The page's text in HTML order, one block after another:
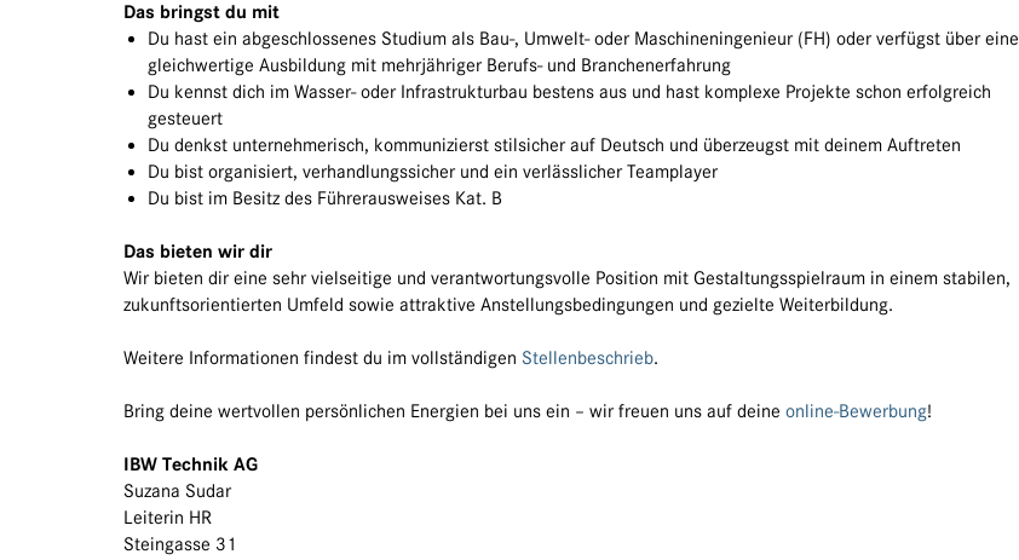
Das bringst du mit
Du hast ein abgeschlossenes Studium als Bau-, Umwelt- oder Maschineningenieur (FH) oder verfügst über eine
gleichwertige Ausbildung mit mehrjähriger Berufs- und Branchenerfahrung
Du kennst dich im Wasser- oder Infrastrukturbau bestens aus und hast komplexe Projekte schon erfolgreich
gesteuert
Du denkst unternehmerisch, kommunizierst stilsicher auf Deutsch und überzeugst mit deinem Auftreten
Du bist organisiert, verhandlungssicher und ein verlässlicher Teamplayer
Du bist im Besitz des Führerausweises Kat. B
Das bieten wir dir
Wir bieten dir eine sehr vielseitige und verantwortungsvolle Position mit Gestaltungsspielraum in einem stabilen,
zukunftsorientierten Umfeld sowie attraktive Anstellungsbedingungen und gezielte Weiterbildung.
Weitere Informationen findest du im vollständigen Stellenbeschrieb.
Bring deine wertvollen persönlichen Energien bei uns ein – wir freuen uns auf deine online-Bewerbung!
IBW Technik AG
Suzana Sudar
Leiterin HR
Steingasse 31